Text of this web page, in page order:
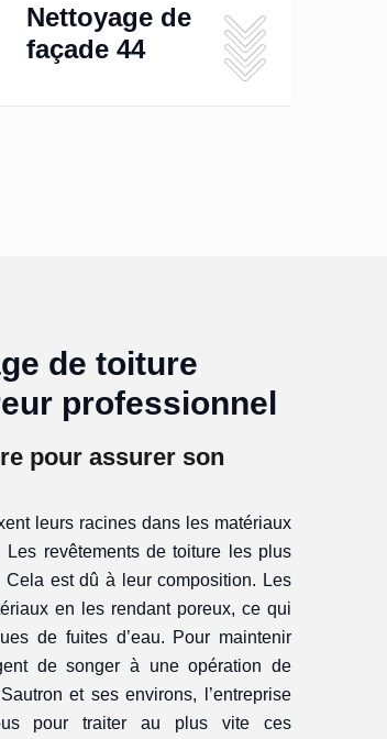
Nettoyage de
façade 44
de toiture
professionnel
pour assurer son
leurs racines dans les matériaux
revêtements de toiture les plus
est dû à leur composition. Les
en les rendant poreux, ce qui
de fuites d’eau. Pour maintenir
de songer à une opération de
et ses environs, l’entreprise
pour traiter au plus vite ces